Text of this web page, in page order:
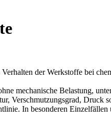
der Werkstoffe bei
mechanische Belastung,
Verschmutzungsgrad,
In besonderen